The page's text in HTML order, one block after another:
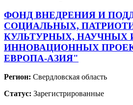
ФОНД ВНЕДРЕНИЯ И
СОЦИАЛЬНЫХ,
КУЛЬТУРНЫХ, НАУЧНЫХ
ИННОВАЦИОННЫХ
ЕВРОПА-АЗИЯ"
Регион: Свердловская область
Статус: Зарегистрированные